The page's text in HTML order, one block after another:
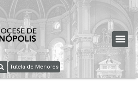
Tutela de Menores